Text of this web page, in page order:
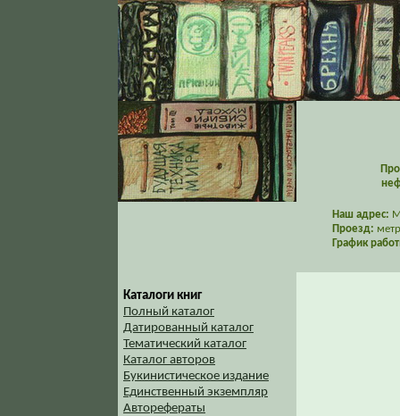
Наш адрес:
Проезд:
График
Каталоги книг
Полный каталог
Датированный каталог
Тематический каталог
Каталог авторов
Букинистическое издание
Единственный экземпляр
Авторефераты